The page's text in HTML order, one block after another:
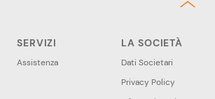
SERVIZI
Assistenza
LA SOCIETÀ
Dati Societari
Privacy Policy